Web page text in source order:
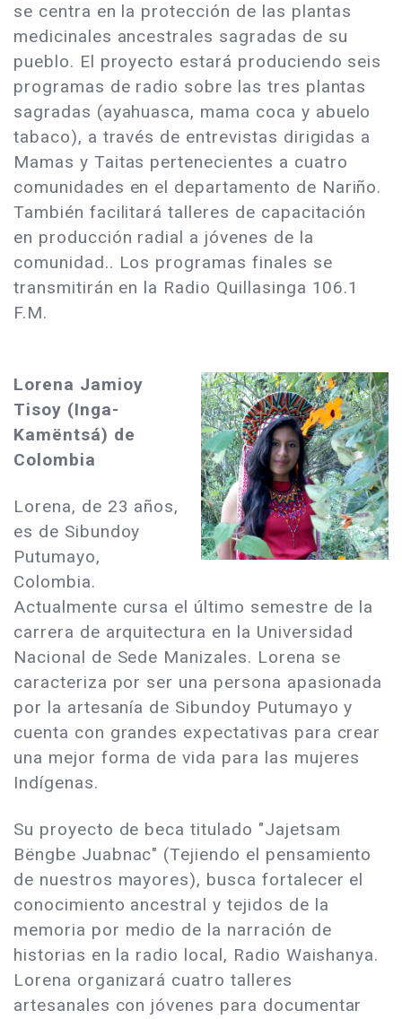
se centra en la protección de las plantas
medicinales ancestrales sagradas de su
pueblo. El proyecto estará produciendo seis
programas de radio sobre las tres plantas
sagradas (ayahuasca, mama coca y abuelo
tabaco), a través de entrevistas dirigidas a
Mamas y Taitas pertenecientes a cuatro
comunidades en el departamento de Nariño.
También facilitará talleres de capacitación
en producción radial a jóvenes de la
comunidad.. Los programas finales se
transmitirán en la Radio Quillasinga 106.1
F.M.
Lorena Jamioy
Tisoy (Inga-
Kamëntsá) de
Colombia
Lorena, de 23 años,
es de Sibundoy
Putumayo,
Colombia.
Actualmente cursa el último semestre de la
carrera de arquitectura en la Universidad
Nacional de Sede Manizales. Lorena se
caracteriza por ser una persona apasionada
por la artesanía de Sibundoy Putumayo y
cuenta con grandes expectativas para crear
una mejor forma de vida para las mujeres
Indígenas.
Su proyecto de beca titulado "Jajetsam
Bëngbe Juabnac" (Tejiendo el pensamiento
de nuestros mayores), busca fortalecer el
conocimiento ancestral y tejidos de la
memoria por medio de la narración de
historias en la radio local, Radio Waishanya.
Lorena organizará cuatro talleres
artesanales con jóvenes para documentar